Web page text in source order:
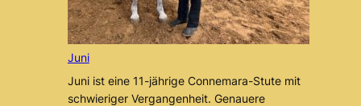
Juni
Juni ist eine 11-jährige Connemara-Stute mit
schwieriger Vergangenheit. Genauere